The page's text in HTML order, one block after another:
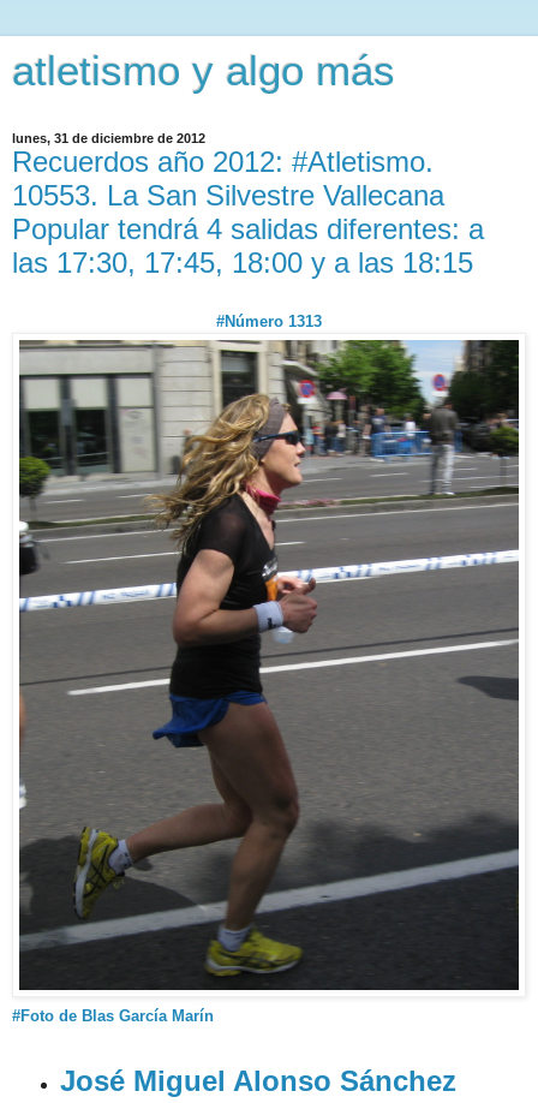
atletismo y algo más
lunes, 31 de diciembre de 2012
Recuerdos año 2012: #Atletismo.
10553. La San Silvestre Vallecana
Popular tendrá 4 salidas diferentes: a
las 17:30, 17:45, 18:00 y a las 18:15
#Número 1313
#Foto de Blas García Marín
José Miguel Alonso Sánchez